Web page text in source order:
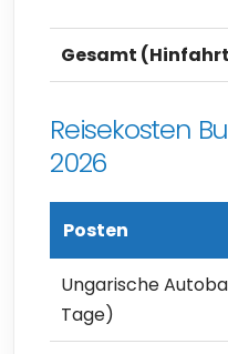
Gesamt
Reisekosten
2026
Posten
Ungarische
Tage)